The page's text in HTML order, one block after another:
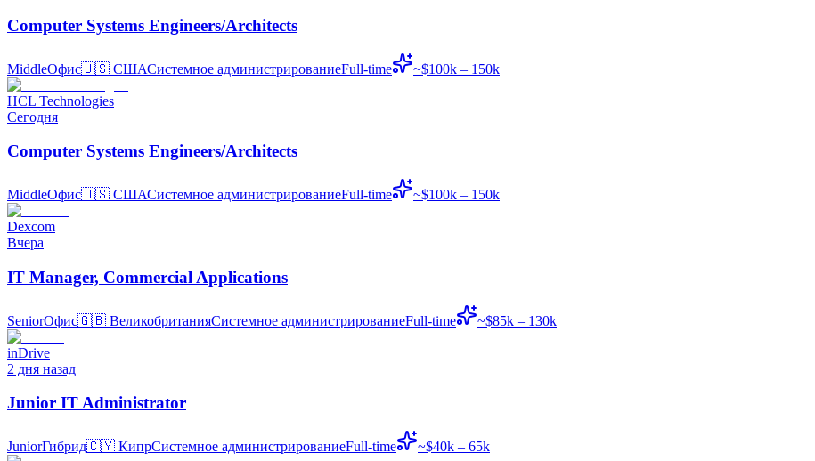
Computer Systems Engineers/Architects
MiddleОфис🇺🇸 СШАСистемное администрированиеFull-time ~$100k – 150k
HCL Technologies
Сегодня
Computer Systems Engineers/Architects
MiddleОфис🇺🇸 СШАСистемное администрированиеFull-time ~$100k – 150k
Dexcom
Вчера
IT Manager, Commercial Applications
SeniorОфис🇬🇧 ВеликобританияСистемное администрированиеFull-time ~$85k – 130k
inDrive
2 дня назад
Junior IT Administrator
JuniorГибрид🇨🇾 КипрСистемное администрированиеFull-time ~$40k – 65k